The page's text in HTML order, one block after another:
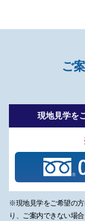
ご
現地見学を
※現地見学をご希望の
り、ご案内できない場